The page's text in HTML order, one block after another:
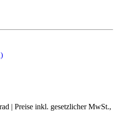
| Preise inkl. gesetzlicher MwSt.,